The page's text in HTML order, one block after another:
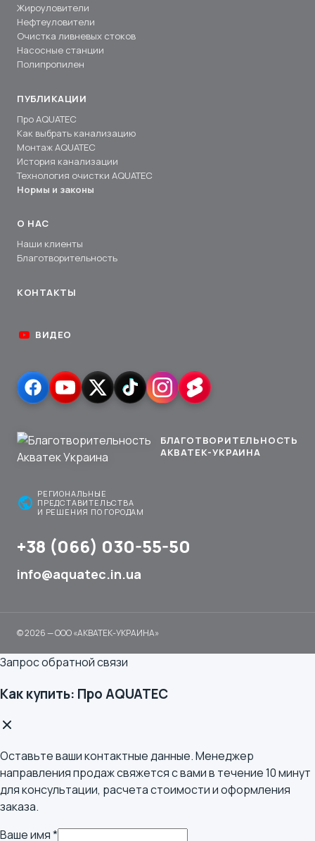
Жироуловители
Нефтеуловители
Очистка ливневых стоков
Насосные станции
Полипропилен
ПУБЛИКАЦИИ
Про AQUATEC
Как выбрать канализацию
Монтаж AQUATEC
История канализации
Технология очистки AQUATEC
Нормы и законы
О НАС
Наши клиенты
Благотворительность
КОНТАКТЫ
ВИДЕО
БЛАГОТВОРИТЕЛЬНОСТЬ
АКВАТЕК-УКРАИНА
public РЕГИОНАЛЬНЫЕ
ПРЕДСТАВИТЕЛЬСТВА
И РЕШЕНИЯ ПО ГОРОДАМ
+38 (066) 030-55-50
info@aquatec.in.ua
© 2026 — ООО «АКВАТЕК-УКРАИНА»
Запрос обратной связи
Как купить: Про AQUATEC
Оставьте ваши контактные данные. Менеджер
направления продаж свяжется с вами в течение 10 минут
для консультации, расчета стоимости и оформления
заказа.
Ваше имя *